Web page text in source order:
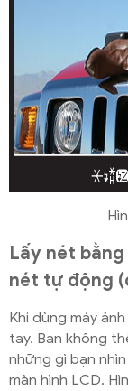
Lấy nét
nét tự động
Khi dùng máy
tay. Bạn không
những gì bạn
màn hình LCD.